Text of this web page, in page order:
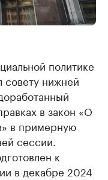
политике
совету нижней
в закон «О
в примерную
сессии.
к
в декабре 2024